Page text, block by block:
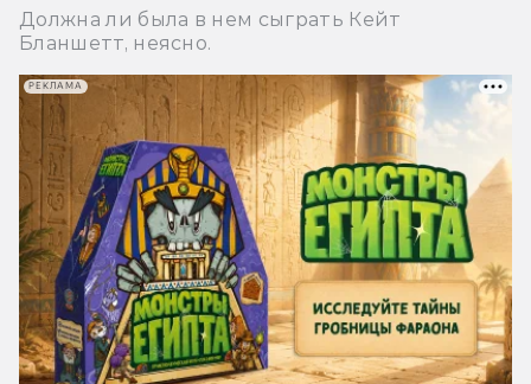
Должна ли была в нем сыграть Кейт
Бланшетт, неясно.
РЕКЛАМА